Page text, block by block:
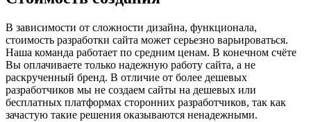
В зависимости от сложности дизайна, функционала,
стоимость разработки сайта может серьезно варьироваться.
Наша команда работает по средним ценам. В конечном счёте
Вы оплачиваете только надежную работу сайта, а не
раскрученный бренд. В отличие от более дешевых
разработчиков мы не создаем сайты на дешевых или
бесплатных платформах сторонних разработчиков, так как
зачастую такие решения оказываются ненадежными.